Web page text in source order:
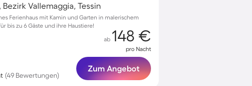
Bezirk Vallemaggia, Tessin
Ferienhaus mit Kamin und Garten in malerischem
bis zu 6 Gäste und ihre Haustiere!
(49 Bewertungen)
ab 148 €
pro Nacht
Zum Angebot